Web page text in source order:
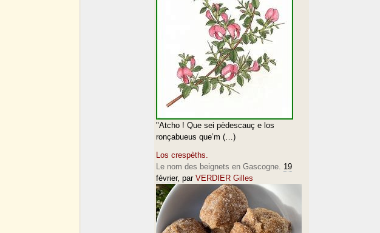
"Atcho ! Que sei pèdescauç e los
ronçabueus que’m (…)
Los crespèths.
Le nom des beignets en Gascogne. 19
février, par VERDIER Gilles